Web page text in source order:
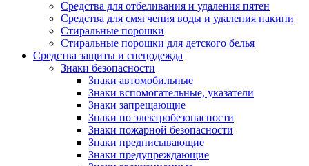
Средства для отбеливания и удаления пятен
Средства для смягчения воды и удаления накипи
Стиральные порошки
Стиральные порошки для детского белья
Средства защиты и спецодежда
Знаки безопасности
Знаки автомобильные
Знаки вспомогательные, указатели
Знаки запрещающие
Знаки по электробезопасности
Знаки пожарной безопасности
Знаки предписывающие
Знаки предупреждающие